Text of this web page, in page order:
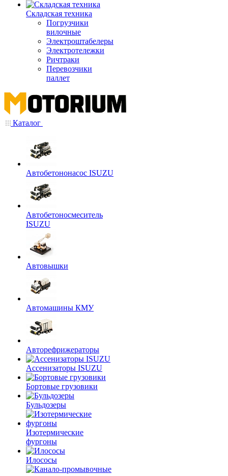
Складская техника
Погрузчики
вилочные
Электроштабелеры
Электротележки
Ричтраки
Перевозчики
паллет
Каталог
Автобетононасос ISUZU
Автобетоносмеситель
ISUZU
Автовышки
Автомашины КМУ
Авторефрижераторы
Ассенизаторы ISUZU
Бортовые грузовики
Бульдозеры
Изотермические
фургоны
Илососы